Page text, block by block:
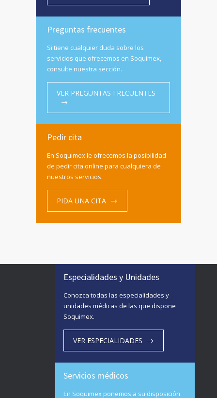
Preguntas frecuentes
Si tiene cualquier duda sobre los
servicios que ofrecemos en Soquimex,
consulte nuestra sección.
VER PREGUNTAS FRECUENTES
Pedir cita
En Soquimex le ofrecemos la posibilidad
de pedir cita online para cualquiera de
nuestros servicios.
PIDA UNA CITA
Especialidades y Unidades
Conozca todas las especialidades y
unidades médicas de las que dispone
Soquimex.
VER ESPECIALIDADES
Servicios médicos
En Soquimex ponemos a su disposición